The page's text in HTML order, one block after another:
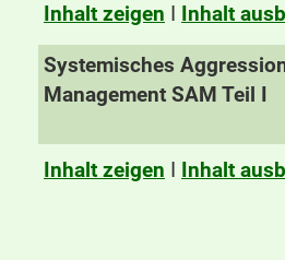
Inhalt zeigen I Inhalt
Systemisches
Management SAM Teil I
Inhalt zeigen I Inhalt